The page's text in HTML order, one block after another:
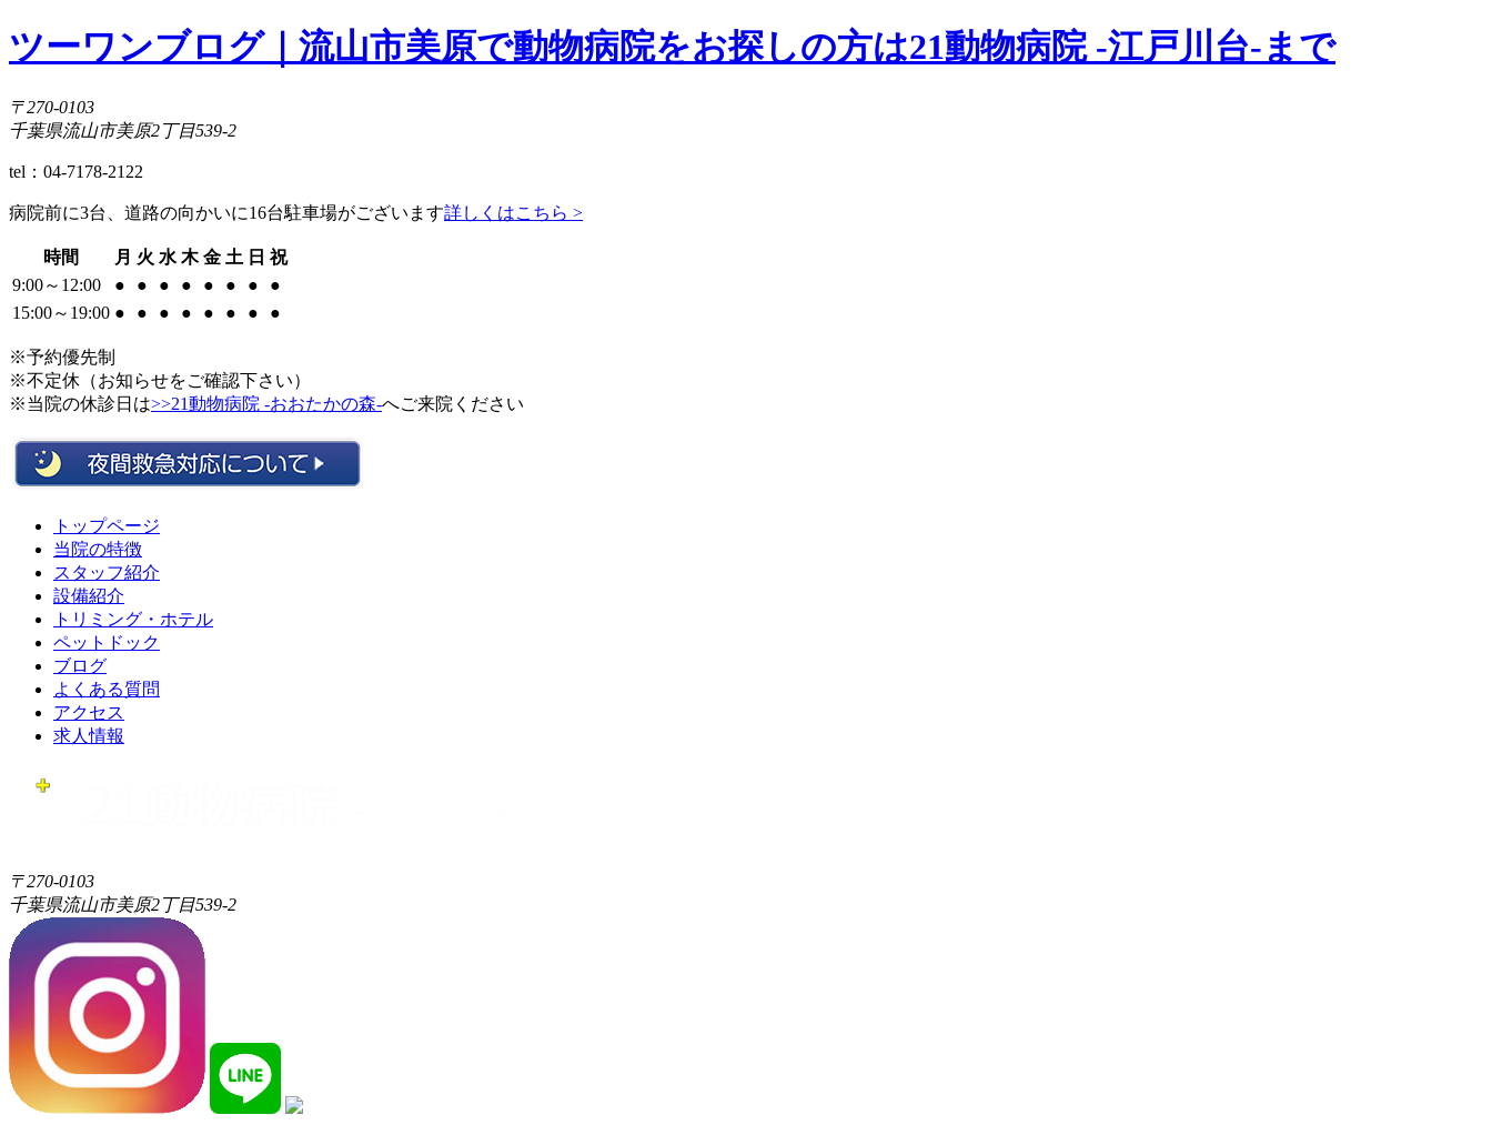
ツーワンブログ｜流山市美原で動物病院をお探しの方は21動物病院 -江戸川台-まで
〒270-0103
千葉県流山市美原2丁目539-2
tel：04-7178-2122
病院前に3台、道路の向かいに16台駐車場がございます詳しくはこちら >
時間 月 火 水 木 金 土 日 祝
9:00～12:00
● ● ● ● ● ● ●
●
15:00～19:00 ● ● ● ● ● ● ● ●
※予約優先制
※不定休（お知らせをご確認下さい）
※当院の休診日は>>21動物病院 -おおたかの森-へご来院ください
トップページ
当院の特徴
スタッフ紹介
設備紹介
トリミング・ホテル
ペットドック
ブログ
よくある質問
アクセス
求人情報
〒270-0103
千葉県流山市美原2丁目539-2